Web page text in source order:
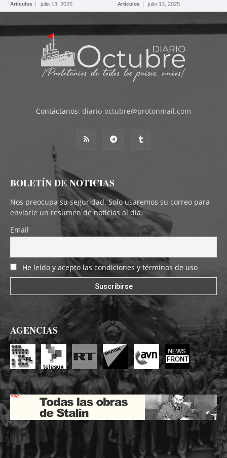
Artículos julio 13, 2025 Artículos julio 13, 2025
Contáctanos: diario-octubre@protonmail.com
BOLETÍN DE NOTICIAS
Nos preocupa su seguridad. Solo usaremos su correo para
enviarle un resumen de noticias al día.
Email
He leído y acepto las condiciones y términos de uso
AGENCIAS